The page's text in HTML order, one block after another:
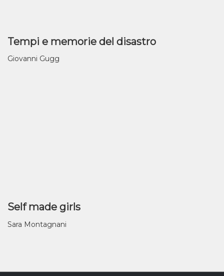
Tempi e memorie del disastro
Giovanni Gugg
Self made girls
Sara Montagnani